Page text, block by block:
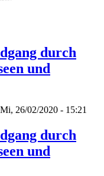
durch
und
26/02/2020 - 15:21
durch
und